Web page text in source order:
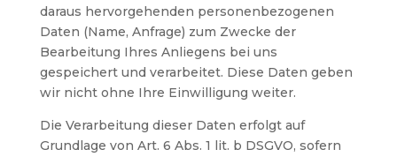
daraus hervorgehenden personenbezogenen
Daten (Name, Anfrage) zum Zwecke der
Bearbeitung Ihres Anliegens bei uns
gespeichert und verarbeitet. Diese Daten geben
wir nicht ohne Ihre Einwilligung weiter.
Die Verarbeitung dieser Daten erfolgt auf
Grundlage von Art. 6 Abs. 1 lit. b DSGVO, sofern